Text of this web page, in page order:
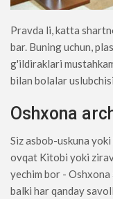
Pravda li, katta
bar. Buning uchun,
g'ildiraklari
bilan bolalar
Oshxona
Siz asbob-uskuna
ovqat Kitobi yoki
yechim bor -
balki har qanday